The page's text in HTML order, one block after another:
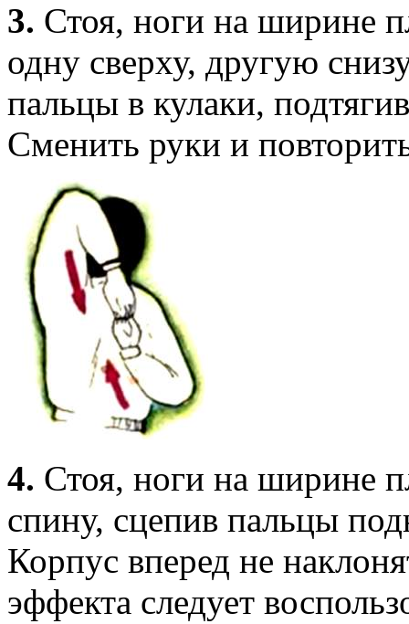
3. Стоя, ноги на ширине
одну сверху, другую
пальцы в кулаки,
Сменить руки и
4. Стоя, ноги на ширине
спину, сцепив пальцы
Корпус вперед не
эффекта следует